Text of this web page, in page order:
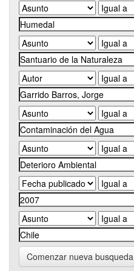
Comenzar nueva busqueda